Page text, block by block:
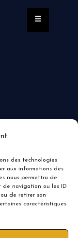
des technologies
aux informations des
nous permettra de
de navigation ou les ID
de retirer son
caractéristiques